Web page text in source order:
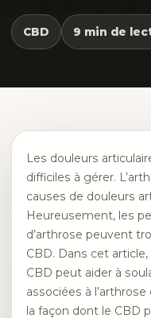
CBD 9 min de
Les douleurs
difficiles à gérer.
causes de douleurs
Heureusement, les
d’arthrose peuvent
CBD. Dans cet
CBD peut aider à
associées à
la façon dont le CBD